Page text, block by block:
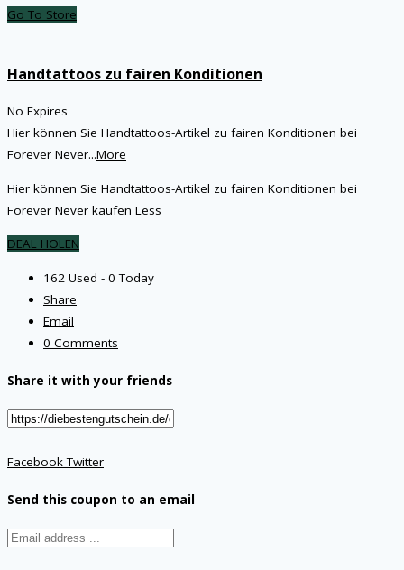
Go To Store
Handtattoos zu fairen Konditionen
No Expires
Hier können Sie Handtattoos-Artikel zu fairen Konditionen bei
Forever Never...More
Hier können Sie Handtattoos-Artikel zu fairen Konditionen bei
Forever Never kaufen Less
DEAL HOLEN
162 Used - 0 Today
Share
Email
0 Comments
Share it with your friends
FacebookTwitter
Send this coupon to an email